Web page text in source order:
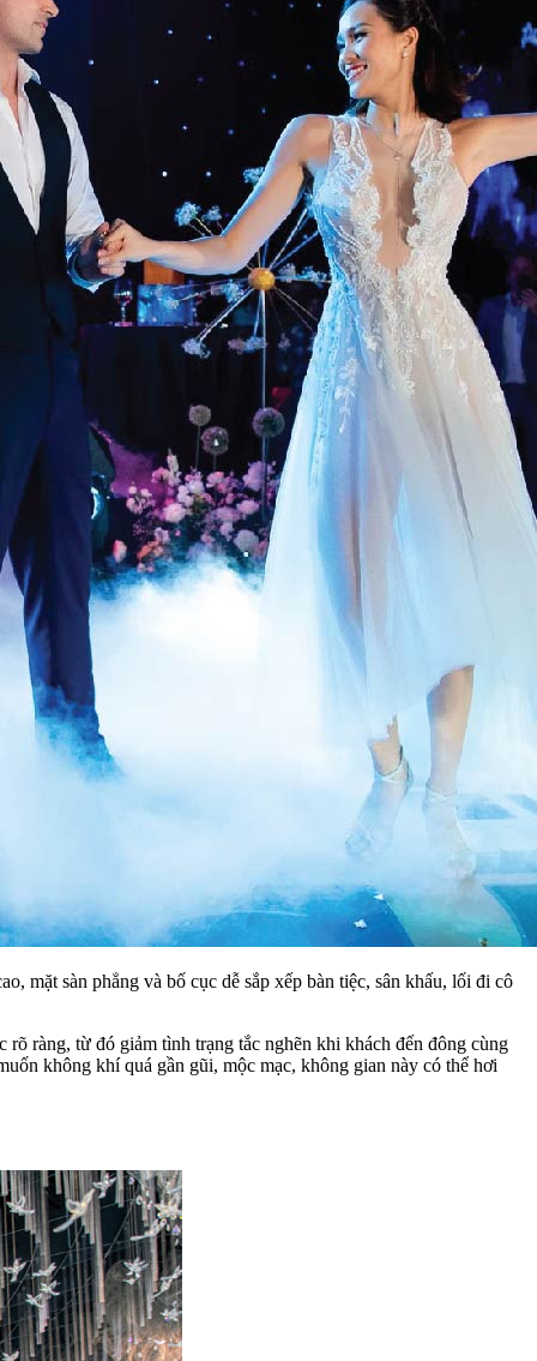
mặt sàn phẳng và bố cục dễ sắp xếp bàn tiệc, sân khấu, lối đi cô
ràng, từ đó giảm tình trạng tắc nghẽn khi khách đến đông cùng
không khí quá gần gũi, mộc mạc, không gian này có thể hơi